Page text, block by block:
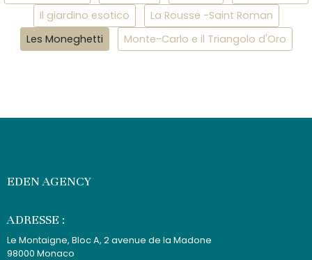
Il giardino esotico
La Rousse -Saint Roman
Les Moneghetti
Monte-Carlo e il Triangolo d'Oro
EDEN AGENCY
ADRESSE :
Le Montaigne, Bloc A, 2 avenue de la Madone
98000 Monaco